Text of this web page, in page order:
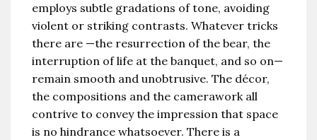
employs subtle gradations of tone, avoiding
violent or striking contrasts. Whatever tricks
there are —the resurrection of the bear, the
interruption of life at the banquet, and so on—
remain smooth and unobtrusive. The décor,
the compositions and the camerawork all
contrive to convey the impression that space
is no hindrance whatsoever. There is a